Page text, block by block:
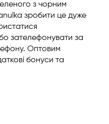
з чорним
зробити це дуже
зателефонувати за
Оптовим
бонуси та